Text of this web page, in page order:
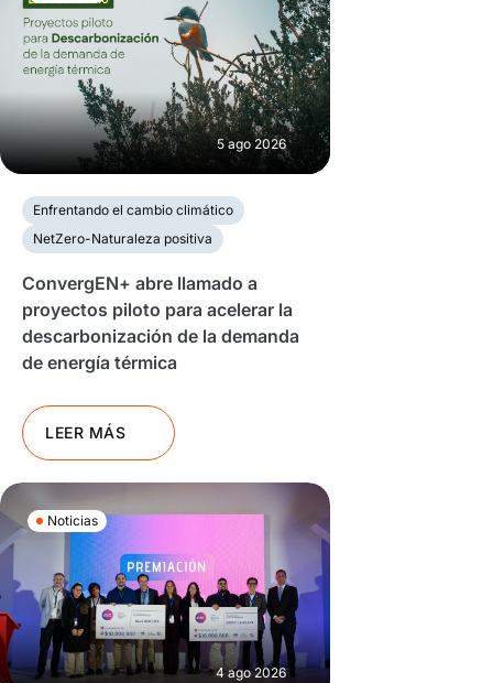
5 ago 2026
Enfrentando el cambio climático
NetZero-Naturaleza positiva
ConvergEN+ abre llamado a
proyectos piloto para acelerar la
descarbonización de la demanda
de energía térmica
LEER MÁS
Noticias
4 ago 2026